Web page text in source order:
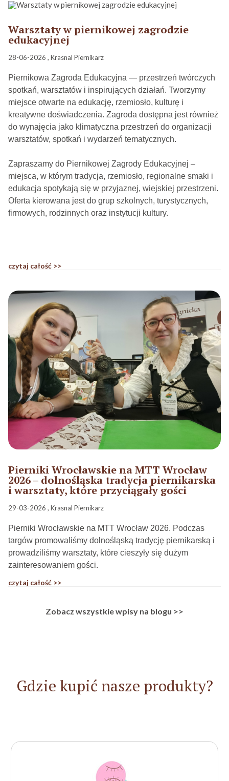
Warsztaty w piernikowej zagrodzie
edukacyjnej
28-06-2026 , Krasnal Piernikarz
Piernikowa Zagroda Edukacyjna — przestrzeń twórczych
spotkań, warsztatów i inspirujących działań. Tworzymy
miejsce otwarte na edukację, rzemiosło, kulturę i
kreatywne doświadczenia. Zagroda dostępna jest również
do wynajęcia jako klimatyczna przestrzeń do organizacji
warsztatów, spotkań i wydarzeń tematycznych.
Zapraszamy do Piernikowej Zagrody Edukacyjnej –
miejsca, w którym tradycja, rzemiosło, regionalne smaki i
edukacja spotykają się w przyjaznej, wiejskiej przestrzeni.
Oferta kierowana jest do grup szkolnych, turystycznych,
firmowych, rodzinnych oraz instytucji kultury.
czytaj całość >>
Pierniki Wrocławskie na MTT Wrocław
2026 – dolnośląska tradycja piernikarska
i warsztaty, które przyciągały gości
29-03-2026 , Krasnal Piernikarz
Pierniki Wrocławskie na MTT Wrocław 2026. Podczas
targów promowaliśmy dolnośląską tradycję piernikarską i
prowadziliśmy warsztaty, które cieszyły się dużym
zainteresowaniem gości.
czytaj całość >>
Zobacz wszystkie wpisy na blogu >>
Gdzie kupić nasze produkty?